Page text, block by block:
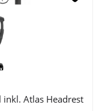
inkl. Atlas Headrest